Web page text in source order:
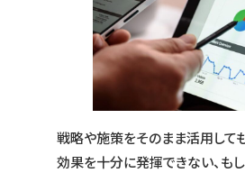
戦略や施策をそのまま活用して
効果を十分に発揮できない、も